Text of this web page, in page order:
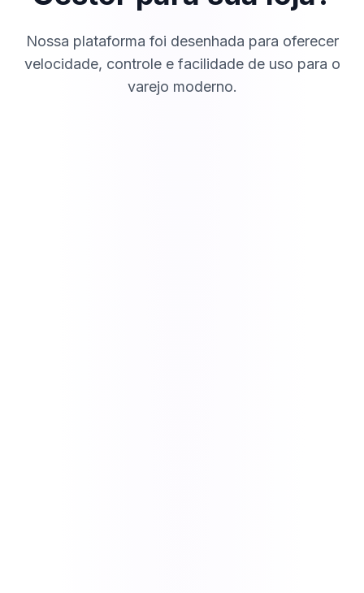
Nossa plataforma foi desenhada para oferecer
velocidade, controle e facilidade de uso para o
varejo moderno.